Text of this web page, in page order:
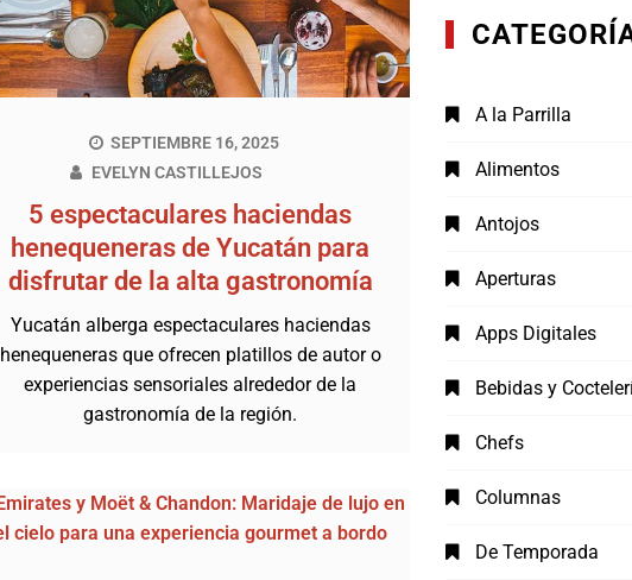
SEPTIEMBRE 16, 2025
EVELYN CASTILLEJOS
5 espectaculares haciendas
henequeneras de Yucatán para
disfrutar de la alta gastronomía
Yucatán alberga espectaculares haciendas
henequeneras que ofrecen platillos de autor o
experiencias sensoriales alrededor de la
gastronomía de la región.
A la Parrilla
Alimentos
Antojos
Aperturas
Apps Digitales
Bebidas y
Chefs
Columnas
De Temporada